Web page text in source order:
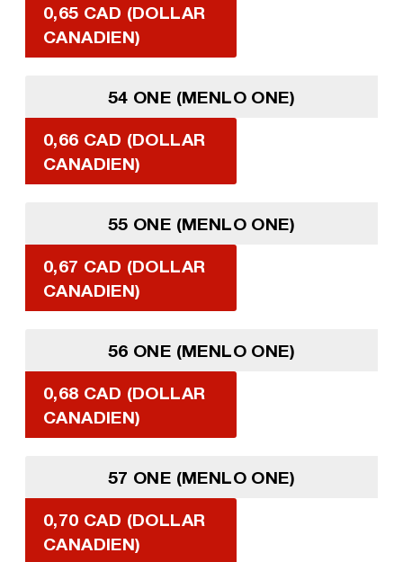
0,65 CAD (DOLLAR
CANADIEN)
54 ONE (MENLO ONE)
0,66 CAD (DOLLAR
CANADIEN)
55 ONE (MENLO ONE)
0,67 CAD (DOLLAR
CANADIEN)
56 ONE (MENLO ONE)
0,68 CAD (DOLLAR
CANADIEN)
57 ONE (MENLO ONE)
0,70 CAD (DOLLAR
CANADIEN)